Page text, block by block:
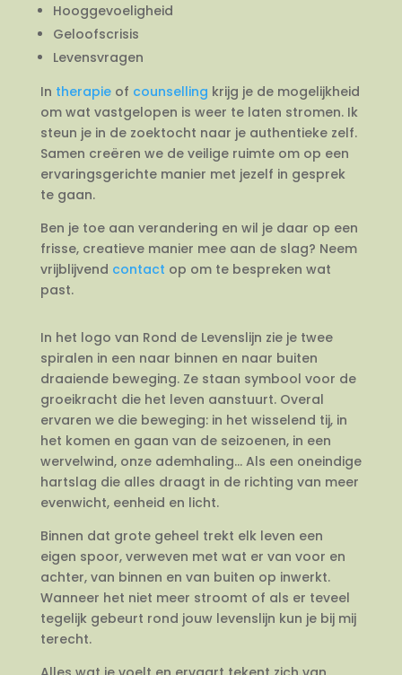
Hooggevoeligheid
Geloofscrisis
Levensvragen
In therapieof counselling krijg je de mogelijkheid
om wat vastgelopen is weer te laten stromen. Ik
steun je in de zoektocht naar je authentieke zelf.
Samen creëren we de veilige ruimte om op een
ervaringsgerichte manier met jezelf in gesprek
te gaan.
Ben je toe aan verandering en wil je daar op een
frisse, creatieve manier mee aan de slag? Neem
vrijblijvend contact op om te bespreken wat
past.
In het logo van Rond de Levenslijn zie je twee
spiralen in een naar binnen en naar buiten
draaiende beweging. Ze staan symbool voor de
groeikracht die het leven aanstuurt. Overal
ervaren we die beweging: in het wisselend tij, in
het komen en gaan van de seizoenen, in een
wervelwind, onze ademhaling… Als een oneindige
hartslag die alles draagt in de richting van meer
evenwicht, eenheid en licht.
Binnen dat grote geheel trekt elk leven een
eigen spoor, verweven met wat er van voor en
achter, van binnen en van buiten op inwerkt.
Wanneer het niet meer stroomt of als er teveel
tegelijk gebeurt rond jouw levenslijn kun je bij mij
terecht.